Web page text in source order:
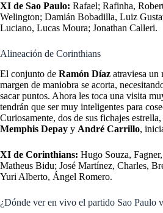
XI de Sao Paulo: Rafael; Rafinha,
Welington; Damián Bobadilla, Luiz
Luciano, Lucas Moura; Jonathan Calleri.
Alineación de Corinthians
El conjunto de Ramón Díaz atraviesa un
margen de maniobra se acorta,
sacar puntos. Ahora les toca una visita
tendrán que ser muy inteligentes para
Curiosamente, dos de sus fichajes
Memphis Depay y André Carrillo,
XI de Corinthians: Hugo Souza,
Matheus Bidu; José Martínez, Charles,
Yuri Alberto, Ángel Romero.
¿Dónde ver en vivo el partido Sao Paulo